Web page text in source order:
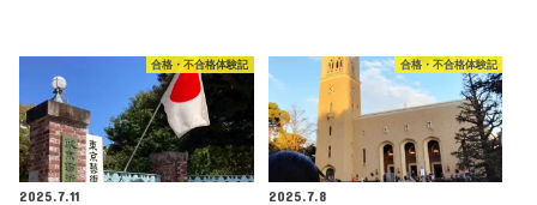
合格・不合格体験記
2025.7.11
合格・不合格体験記
2025.7.8